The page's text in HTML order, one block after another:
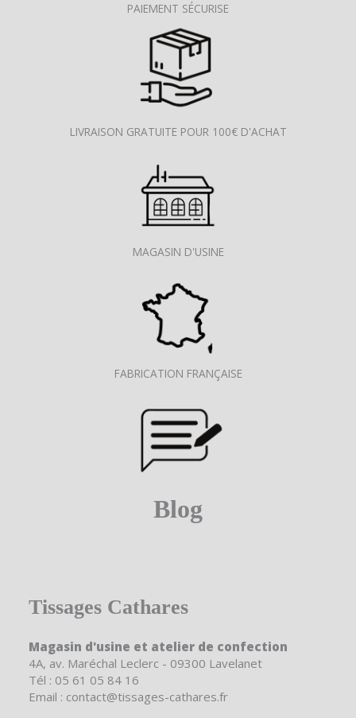
PAIEMENT SÉCURISE
LIVRAISON GRATUITE POUR 100€ D'ACHAT
MAGASIN D'USINE
FABRICATION FRANÇAISE
Blog
Tissages Cathares
Magasin d'usine et atelier de confection
4A, av. Maréchal Leclerc - 09300 Lavelanet
Tél : 05 61 05 84 16
Email : contact@tissages-cathares.fr